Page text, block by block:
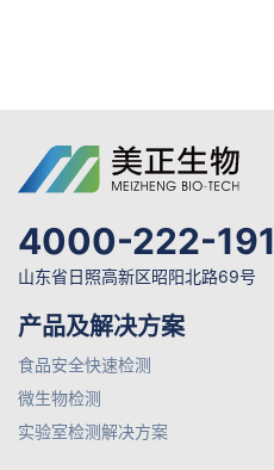
4000-222-191
山东省日照高新区昭阳北路69号
产品及解决方案
食品安全快速检测
微生物检测
实验室检测解决方案